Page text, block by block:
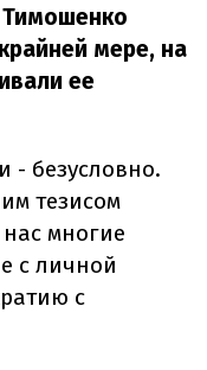
мере, на
ее
- безусловно.
тезисом
многие
с личной
с